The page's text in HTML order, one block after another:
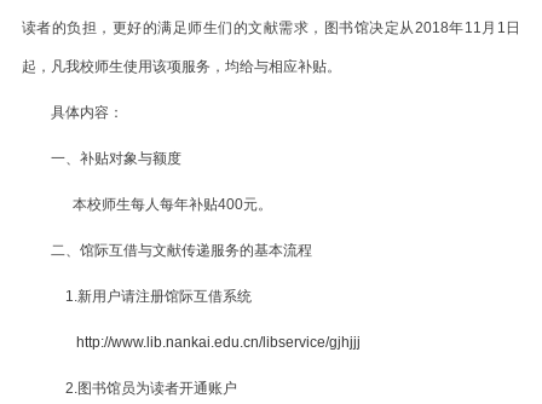
读者的负担，更好的满足师生们的文献需求，图书馆决定从2018年11月1日
起，凡我校师生使用该项服务，均给与相应补贴。
具体内容：
一、补贴对象与额度
本校师生每人每年补贴400元。
二、馆际互借与文献传递服务的基本流程
1.新用户请注册馆际互借系统
http://www.lib.nankai.edu.cn/libservice/gjhjjj
2.图书馆员为读者开通账户